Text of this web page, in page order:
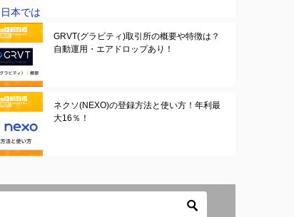
GRVT(グラビティ)取引所の概要や特徴は？
自動運用・エアドロップあり！
ネクソ(NEXO)の登録方法と使い方！年利最
大16％！